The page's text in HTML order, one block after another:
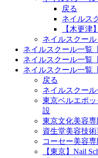
戻る
ネイルス
【木更津
ネイルスクール
ネイルスクール一覧
ネイルスクール一覧
ネイルスクール一覧
戻る
ネイルスクー
東京ベルエポ
設
東京文化美容専
資生堂美容技
コーセー美容
【東京】Nail